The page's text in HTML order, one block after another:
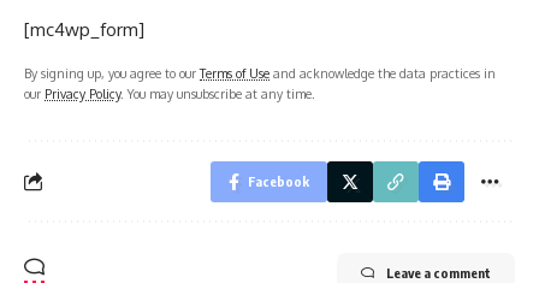
[mc4wp_form]
By signing up, you agree to ourTerms of Use and acknowledge the data practices in
our Privacy Policy. You may unsubscribe at any time.
Facebook
Leave a comment